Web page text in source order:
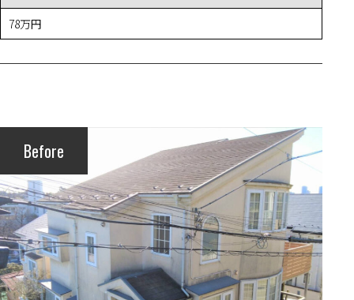
78万円
Before